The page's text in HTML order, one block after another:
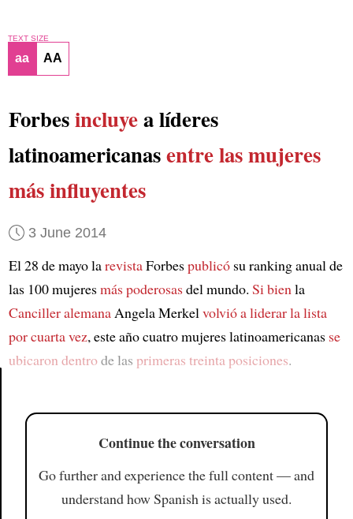
Article
TEXT SIZE
aa AA
Forbesincluyea líderes
latinoamericanasentre las mujeres
más influyentes
3 June 2014
El 28 de mayo larevistaForbespublicósu ranking anual de
las 100 mujeresmás poderosasdel mundo. Si bienla
Canciller alemanaAngela Merkelvolvió a liderar la lista
por cuarta vez, este año cuatro mujeres latinoamericanas se
ubicaron dentrode las primeras treinta posiciones.
Continue the conversation
Go further and experience the full content — and
understand how Spanish is actually used.